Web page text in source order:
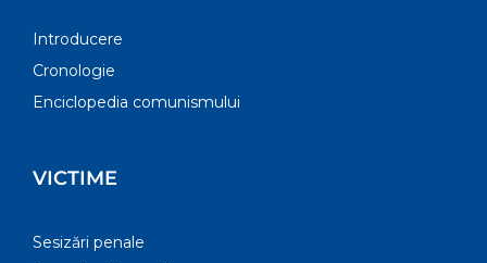
Introducere
Cronologie
Enciclopedia comunismului
VICTIME
Sesizări penale